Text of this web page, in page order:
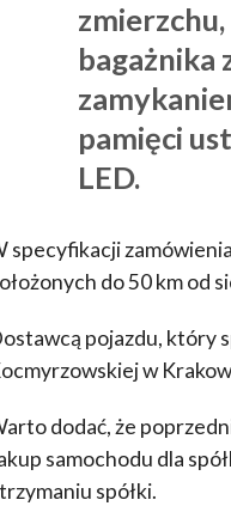
pamięci
LED.
specyfikacji
do 50 km od
pojazdu, który
w
dodać, że
samochodu dla
spółki.